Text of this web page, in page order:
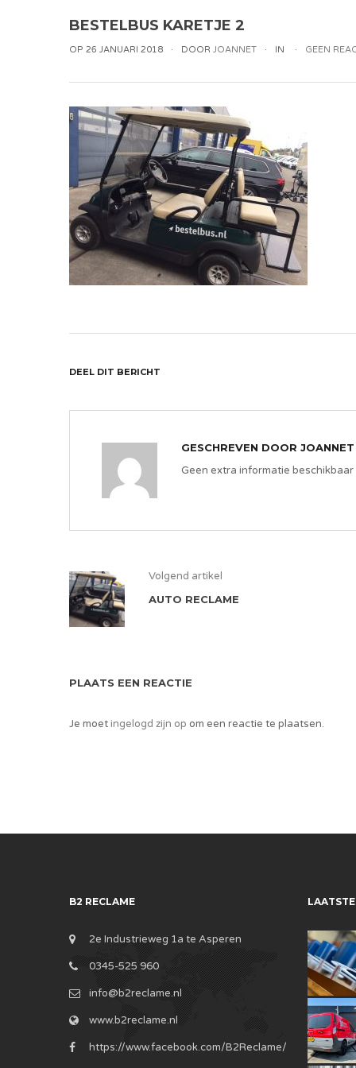
BESTELBUS KARETJE 2
OP 26 JANUARI 2018 DOOR JOANNET IN GEEN
DEEL DIT BERICHT
GESCHREVEN DOOR JOANNET
Geen extra informatie beschikbaar
Volgend artikel
AUTO RECLAME
PLAATS EEN REACTIE
Je moetingelogd zijn op om een reactie te plaatsen.
B2 RECLAME
2e Industrieweg 1a te Asperen
0345-525 960
info@b2reclame.nl
www.b2reclame.nl
https://www.facebook.com/B2Reclame/